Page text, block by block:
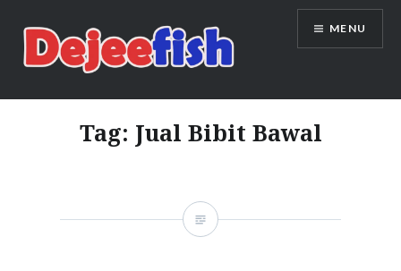
content
DEJEEFISH | PRODUSEN BENIH
IKAN BERKUALITAS INDONESIA
MENU
Tag: Jual Bibit Bawal